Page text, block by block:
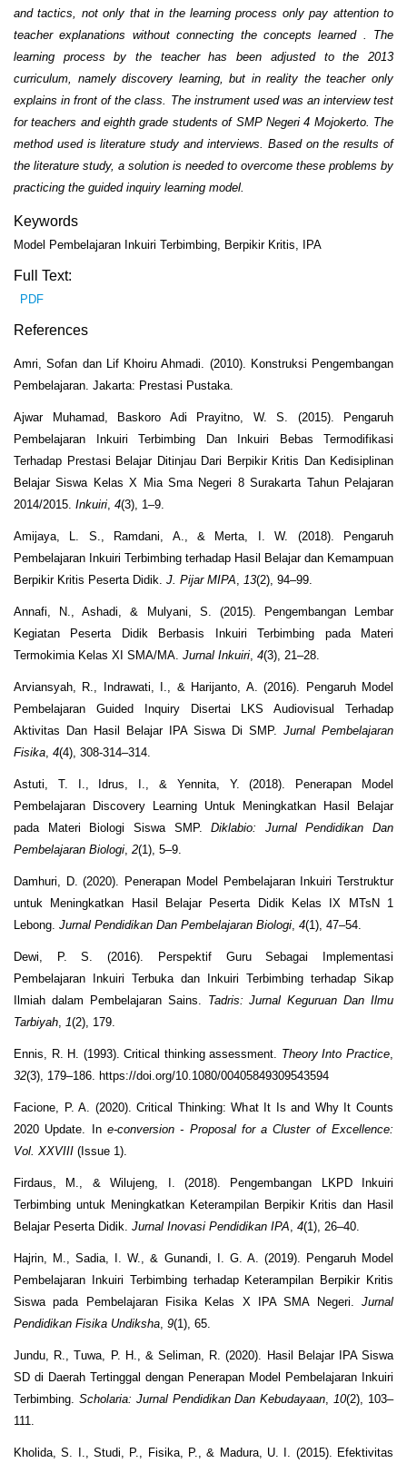
and tactics, not only that in the learning process only pay attention to
teacher explanations without connecting the concepts learned . The
learning process by the teacher has been adjusted to the 2013
curriculum, namely discovery learning, but in reality the teacher only
explains in front of the class. The instrument used was an interview test
for teachers and eighth grade students of SMP Negeri 4 Mojokerto. The
method used is literature study and interviews. Based on the results of
the literature study, a solution is needed to overcome these problems by
practicing the guided inquiry learning model.
Keywords
Model Pembelajaran Inkuiri Terbimbing, Berpikir Kritis, IPA
Full Text:
PDF
References
Amri, Sofan dan Lif Khoiru Ahmadi. (2010). Konstruksi Pengembangan
Pembelajaran. Jakarta: Prestasi Pustaka.
Ajwar Muhamad, Baskoro Adi Prayitno, W. S. (2015). Pengaruh
Pembelajaran Inkuiri Terbimbing Dan Inkuiri Bebas Termodifikasi
Terhadap Prestasi Belajar Ditinjau Dari Berpikir Kritis Dan Kedisiplinan
Belajar Siswa Kelas X Mia Sma Negeri 8 Surakarta Tahun Pelajaran
2014/2015. Inkuiri, 4(3), 1–9.
Amijaya, L. S., Ramdani, A., & Merta, I. W. (2018). Pengaruh
Pembelajaran Inkuiri Terbimbing terhadap Hasil Belajar dan Kemampuan
Berpikir Kritis Peserta Didik. J. Pijar MIPA, 13(2), 94–99.
Annafi, N., Ashadi, & Mulyani, S. (2015). Pengembangan Lembar
Kegiatan Peserta Didik Berbasis Inkuiri Terbimbing pada Materi
Termokimia Kelas XI SMA/MA. Jurnal Inkuiri, 4(3), 21–28.
Arviansyah, R., Indrawati, I., & Harijanto, A. (2016). Pengaruh Model
Pembelajaran Guided Inquiry Disertai LKS Audiovisual Terhadap
Aktivitas Dan Hasil Belajar IPA Siswa Di SMP. Jurnal Pembelajaran
Fisika, 4(4), 308-314–314.
Astuti, T. I., Idrus, I., & Yennita, Y. (2018). Penerapan Model
Pembelajaran Discovery Learning Untuk Meningkatkan Hasil Belajar
pada Materi Biologi Siswa SMP.Diklabio: Jurnal Pendidikan Dan
Pembelajaran Biologi, 2(1), 5–9.
Damhuri, D. (2020). Penerapan Model Pembelajaran Inkuiri Terstruktur
untuk Meningkatkan Hasil Belajar Peserta Didik Kelas IX MTsN 1
Lebong. Jurnal Pendidikan Dan Pembelajaran Biologi, 4(1), 47–54.
Dewi, P. S. (2016). Perspektif Guru Sebagai Implementasi
Pembelajaran Inkuiri Terbuka dan Inkuiri Terbimbing terhadap Sikap
Ilmiah dalam Pembelajaran Sains. Tadris: Jurnal Keguruan Dan Ilmu
Tarbiyah, 1(2), 179.
Ennis, R. H. (1993). Critical thinking assessment. Theory Into Practice,
32(3), 179–186. https://doi.org/10.1080/00405849309543594
Facione, P. A. (2020). Critical Thinking: What It Is and Why It Counts
2020 Update. In e-conversion - Proposal for a Cluster of Excellence:
Vol. XXVIII (Issue 1).
Firdaus, M., & Wilujeng, I. (2018). Pengembangan LKPD Inkuiri
Terbimbing untuk Meningkatkan Keterampilan Berpikir Kritis dan Hasil
Belajar Peserta Didik. Jurnal Inovasi Pendidikan IPA, 4(1), 26–40.
Hajrin, M., Sadia, I. W., & Gunandi, I. G. A. (2019). Pengaruh Model
Pembelajaran Inkuiri Terbimbing terhadap Keterampilan Berpikir Kritis
Siswa pada Pembelajaran Fisika Kelas X IPA SMA Negeri. Jurnal
Pendidikan Fisika Undiksha, 9(1), 65.
Jundu, R., Tuwa, P. H., & Seliman, R. (2020). Hasil Belajar IPA Siswa
SD di Daerah Tertinggal dengan Penerapan Model Pembelajaran Inkuiri
Terbimbing. Scholaria: Jurnal Pendidikan Dan Kebudayaan,10(2), 103–
111.
Kholida, S. I., Studi, P., Fisika, P., & Madura, U. I. (2015). Efektivitas